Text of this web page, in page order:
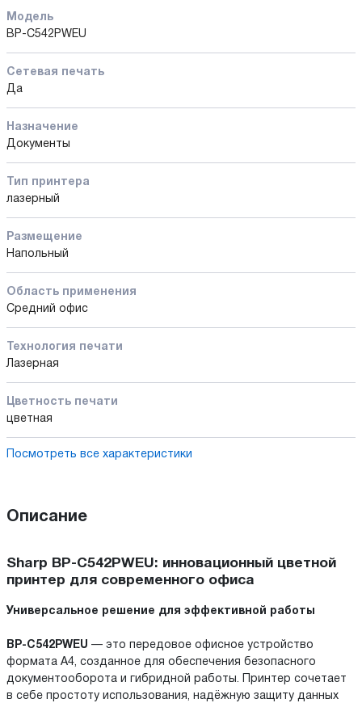
Модель
BP-C542PWEU
Сетевая печать
Да
Назначение
Документы
Тип принтера
лазерный
Размещение
Напольный
Область применения
Средний офис
Технология печати
Лазерная
Цветность печати
цветная
Посмотреть все характеристики
Описание
Sharp BP-C542PWEU: инновационный цветной
принтер для современного офиса
Универсальное решение для эффективной работы
BP-C542PWEU — это передовое офисное устройство
формата A4, созданное для обеспечения безопасного
документооборота и гибридной работы. Принтер сочетает
в себе простоту использования, надёжную защиту данных